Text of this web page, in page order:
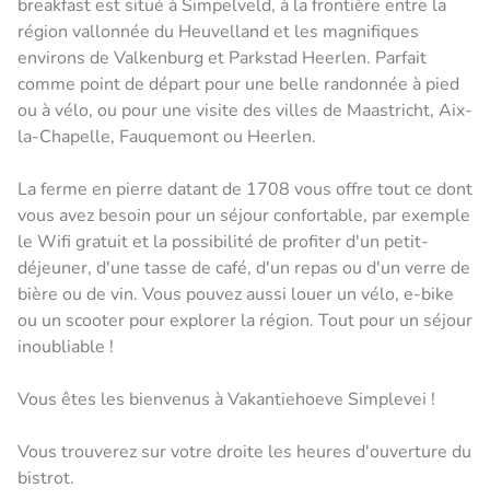
breakfast est situé à Simpelveld, à la frontière entre la
région vallonnée du Heuvelland et les magnifiques
environs de Valkenburg et Parkstad Heerlen. Parfait
comme point de départ pour une belle randonnée à pied
ou à vélo, ou pour une visite des villes de Maastricht, Aix-
la-Chapelle, Fauquemont ou Heerlen.
La ferme en pierre datant de 1708 vous offre tout ce dont
vous avez besoin pour un séjour confortable, par exemple
le Wifi gratuit et la possibilité de profiter d'un petit-
déjeuner, d'une tasse de café, d'un repas ou d'un verre de
bière ou de vin. Vous pouvez aussi louer un vélo, e-bike
ou un scooter pour explorer la région. Tout pour un séjour
inoubliable !
Vous êtes les bienvenus à Vakantiehoeve Simplevei !
Vous trouverez sur votre droite les heures d'ouverture du
bistrot.